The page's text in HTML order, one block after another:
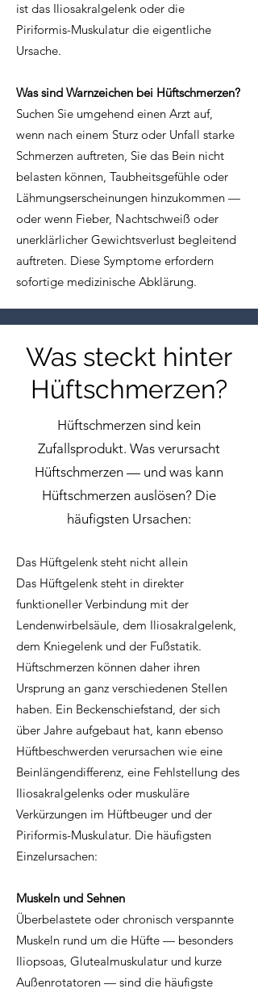
ist das Iliosakralgelenk oder die
Piriformis-Muskulatur die eigentliche
Ursache.
Was sind Warnzeichen bei Hüftschmerzen?
Suchen Sie umgehend einen Arzt auf,
wenn nach einem Sturz oder Unfall starke
Schmerzen auftreten, Sie das Bein nicht
belasten können, Taubheitsgefühle oder
Lähmungserscheinungen hinzukommen —
oder wenn Fieber, Nachtschweiß oder
unerklärlicher Gewichtsverlust begleitend
auftreten. Diese Symptome erfordern
sofortige medizinische Abklärung.
Was steckt hinter
Hüftschmerzen?
Hüftschmerzen sind kein
Zufallsprodukt. Was verursacht
Hüftschmerzen — und was kann
Hüftschmerzen auslösen? Die
häufigsten Ursachen:
Das Hüftgelenk steht nicht allein
Das Hüftgelenk steht in direkter
funktioneller Verbindung mit der
Lendenwirbelsäule, dem Iliosakralgelenk,
dem Kniegelenk und der Fußstatik.
Hüftschmerzen können daher ihren
Ursprung an ganz verschiedenen Stellen
haben. Ein Beckenschiefstand, der sich
über Jahre aufgebaut hat, kann ebenso
Hüftbeschwerden verursachen wie eine
Beinlängendifferenz, eine Fehlstellung des
Iliosakralgelenks oder muskuläre
Verkürzungen im Hüftbeuger und der
Piriformis-Muskulatur. Die häufigsten
Einzelursachen:
Muskeln und Sehnen
Überbelastete oder chronisch verspannte
Muskeln rund um die Hüfte — besonders
Iliopsoas, Glutealmuskulatur und kurze
Außenrotatoren — sind die häufigste